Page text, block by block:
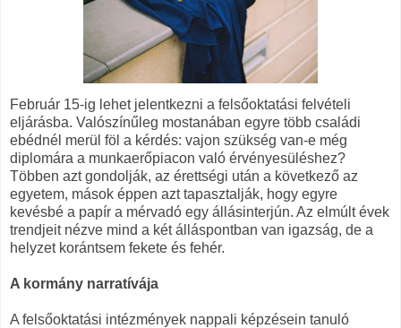
Február 15-ig lehet jelentkezni a felsőoktatási felvételi
eljárásba. Valószínűleg mostanában egyre több családi
ebédnél merül föl a kérdés: vajon szükség van-e még
diplomára a munkaerőpiacon való érvényesüléshez?
Többen azt gondolják, az érettségi után a következő az
egyetem, mások éppen azt tapasztalják, hogy egyre
kevésbé a papír a mérvadó egy állásinterjún. Az elmúlt évek
trendjeit nézve mind a két álláspontban van igazság, de a
helyzet korántsem fekete és fehér.
A kormány narratívája
A felsőoktatási intézmények nappali képzésein tanuló